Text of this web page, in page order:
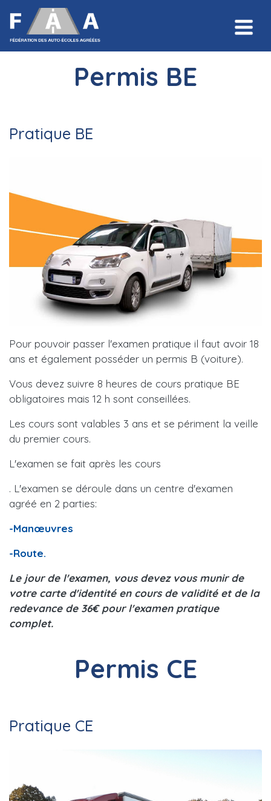
Permis BE
Pratique BE
Pour pouvoir passer l'examen pratique il faut avoir 18
ans et également posséder un permis B (voiture).
Vous devez suivre 8 heures de cours pratique BE
obligatoires mais 12 h sont conseillées.
Les cours sont valables 3 ans et se périment la veille
du premier cours.
L'examen se fait après les cours
. L'examen se déroule dans un centre d'examen
agréé en 2 parties:
-Manœuvres
-Route.
Le jour de l'examen, vous devez vous munir de
votre carte d'identité en cours de validité et de la
redevance de 36€ pour l'examen pratique
complet.
Permis CE
Pratique CE